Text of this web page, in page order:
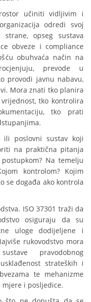
učiniti vidljivim i
odredi svoj
strane, opseg sustava
obveze i compliance
obuhvaća način na
prevode u
provodi javnu nabavu,
Mora znati tko planira
tko kontrolira
tko prati
ili poslovni sustav koji
na praktična pitanja
Na temelju
kontrolom? Kojim
se događa ako kontrola
ISO 37301 traži da
osiguraju da su
uloge dodijeljene i
rukovodstvo mora
pravodobnog
strateških i
te mehanizme
i posljedice.